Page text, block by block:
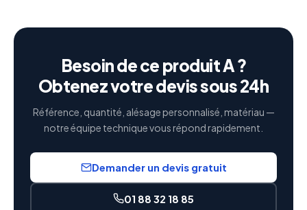
Besoin de ce produit A ?
Obtenez votre devis sous 24h
Référence, quantité, alésage personnalisé, matériau —
notre équipe technique vous répond rapidement.
Demander un devis gratuit
01 88 32 18 85